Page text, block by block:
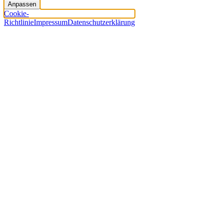
Anpassen
Cookie-
RichtlinieImpressumDatenschutzerklärung